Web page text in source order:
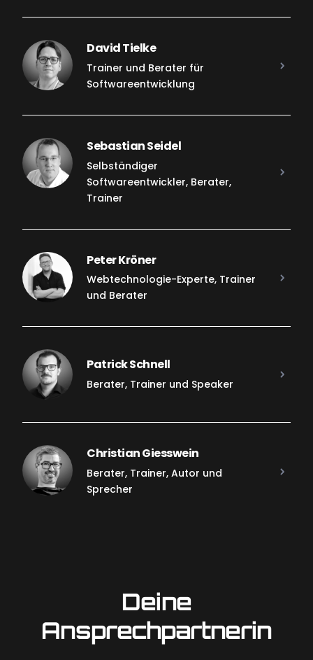
David Tielke
Trainer und Berater für
Softwareentwicklung
Sebastian Seidel
Selbständiger
Softwareentwickler, Berater,
Trainer
Peter Kröner
Webtechnologie-Experte, Trainer
und Berater
Patrick Schnell
Berater, Trainer und Speaker
Christian Giesswein
Berater, Trainer, Autor und
Sprecher
Deine
Ansprechpartnerin